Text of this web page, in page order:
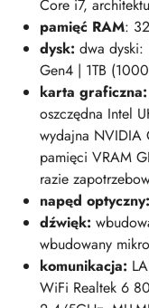
Core i7,
pamięć RAM:
dysk: dwa dyski:
Gen4 | 1TB
karta graficzna:
oszczędna Intel
wydajna NVIDIA
pamięci VRAM
razie
napęd optyczny:
dźwięk:
wbudowany
komunikacja:
WiFi Realtek 6